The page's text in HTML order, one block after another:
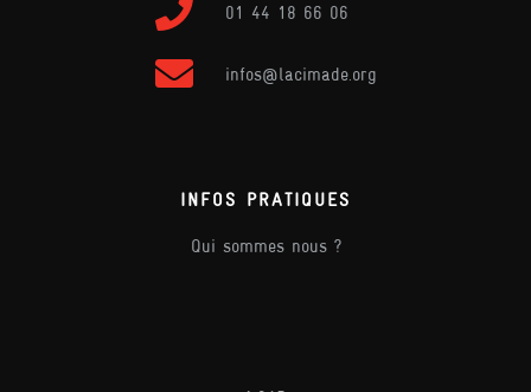
01 44 18 66 06
infos@lacimade.org
INFOS PRATIQUES
Qui sommes nous ?